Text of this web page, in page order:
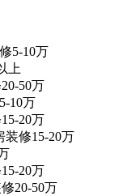
5-10万
上
20-50万
5-10万
15-20万
装修15-20万
15-20万
20-50万